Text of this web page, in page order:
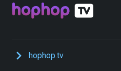
hophop.tv